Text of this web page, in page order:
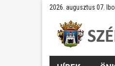
2026. augusztus 07.